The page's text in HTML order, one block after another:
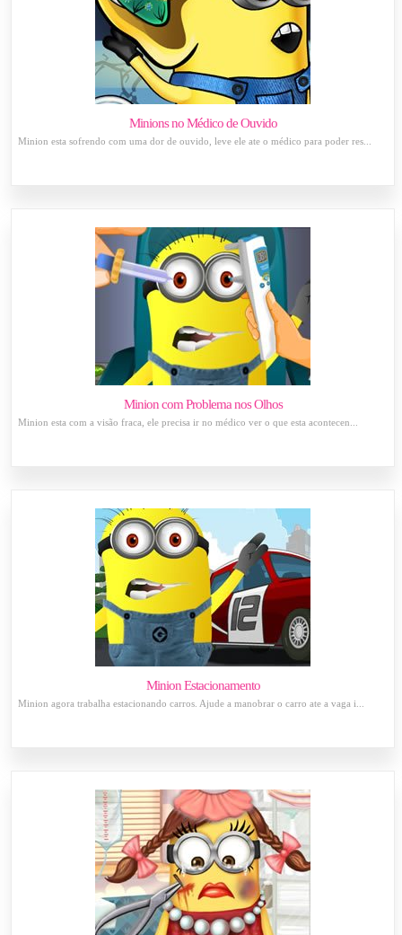
Minions no Médico de Ouvido
Minion esta sofrendo com uma dor de ouvido, leve ele ate o médico para poder res...
Minion com Problema nos Olhos
Minion esta com a visão fraca, ele precisa ir no médico ver o que esta acontecen...
Minion Estacionamento
Minion agora trabalha estacionando carros. Ajude a manobrar o carro ate a vaga i...